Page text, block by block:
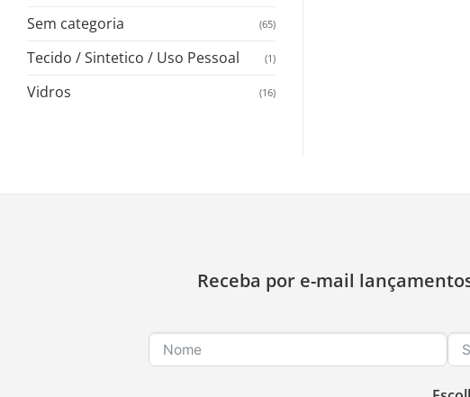
Sem categoria (65)
Tecido / Sintetico / Uso Pessoal (1)
Vidros (16)
Receba por e-mail